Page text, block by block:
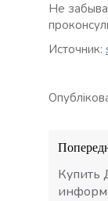
Не
Источник:
Купить